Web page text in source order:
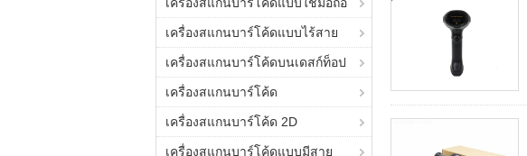
เครื่องสแกนบาร์โค้ดแบบไร้สาย
เครื่องสแกนบาร์โค้ดบนเดสก์ท็อป
เครื่องสแกนบาร์โค้ด
เครื่องสแกนบาร์โค้ด 2D
เครื่องสแกนบาร์โค้ดแบบมีสาย